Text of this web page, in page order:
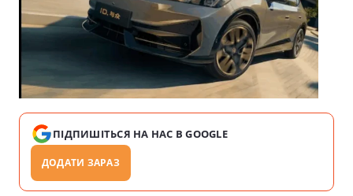
ПІДПИШІТЬСЯ НА НАС В GOOGLE
ДОДАТИ ЗАРАЗ